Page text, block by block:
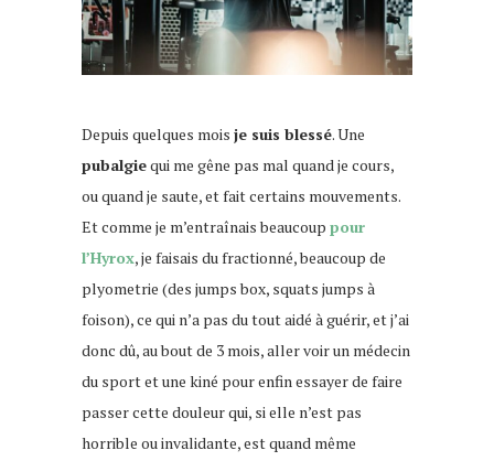
Depuis quelques mois je suis blessé. Une
pubalgiequi me gêne pas mal quand je cours,
ou quand je saute, et fait certains mouvements.
Et comme je m’entraînais beaucoup pour
l’Hyrox, je faisais du fractionné, beaucoup de
plyometrie (des jumps box, squats jumps à
foison), ce qui n’a pas du tout aidé à guérir, et j’ai
donc dû, au bout de 3 mois, aller voir un médecin
du sport et une kiné pour enfin essayer de faire
passer cette douleur qui, si elle n’est pas
horrible ou invalidante, est quand même